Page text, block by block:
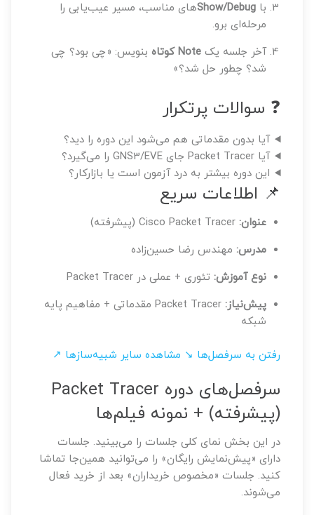
با Show/Debug‌های مناسب، مسیر عیب‌یابی را
مرحله‌ای برو.
آخر جلسه یک Note کوتاه
بنویس: «چی بود؟ چی
شد؟ چطور حل شد؟»
❓ سوالات پرتکرار
آیا بدون مقدماتی هم می‌شود این دوره را دید؟
آیا Packet Tracer جای GNS3/EVE را می‌گیرد؟
این دوره بیشتر به درد آزمون است یا بازارکار؟
📌 اطلاعات سریع
عنوان:
مدرس: مهندس رضا حسین‌زاده
نوع آموزش: تئوری + عملی در Packet Tracer
پیش‌نیاز:
Packet Tracer مقدماتی + مفاهیم پایه
شبکه
رفتن به سرفصل‌ها ↘ مشاهده سایر شبیه‌سازها ↗
سرفصل‌های دوره Packet Tracer
(پیشرفته) + نمونه فیلم‌ها
در این بخش نمای کلی جلسات را می‌بینید. جلسات
دارای «پیش‌نمایش رایگان» را می‌توانید همین‌جا تماشا
کنید. جلسات «مخصوص خریداران» بعد از خرید فعال
می‌شوند.